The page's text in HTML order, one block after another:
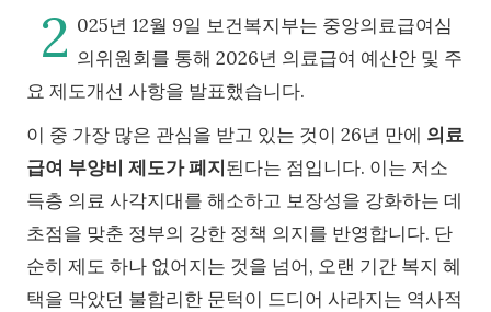
2 025년 12월 9일 보건복지부는 중앙의료급여심
의위원회를 통해 2026년 의료급여 예산안 및 주
요 제도개선 사항을 발표했습니다.
이 중 가장 많은 관심을 받고 있는 것이 26년 만에 의료
급여 부양비 제도가 폐지된다는 점입니다. 이는 저소
득층 의료 사각지대를 해소하고 보장성을 강화하는 데
초점을 맞춘 정부의 강한 정책 의지를 반영합니다. 단
순히 제도 하나 없어지는 것을 넘어, 오랜 기간 복지 혜
택을 막았던 불합리한 문턱이 드디어 사라지는 역사적